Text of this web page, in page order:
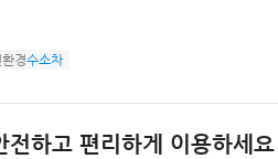
환경수소차
전하고 편리하게 이용하세